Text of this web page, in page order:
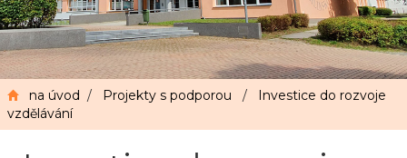
na úvod / Projekty s podporou / Investice do rozvoje
vzdělávání